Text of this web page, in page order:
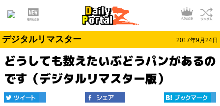
デジタルリマスター 2017年9月24日
どうしても数えたいぶどうパンがあるの
です（デジタルリマスター版）